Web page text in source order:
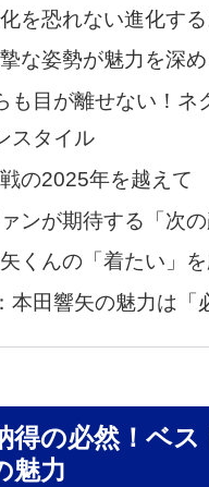
を恐れない進化す
な姿勢が魅力を深め
も目が離せない！ネ
スタイル
の2025年を越えて
ンが期待する「次の
くんの「着たい」
本田響矢の魅力は「
得の必然！ベ
魅力